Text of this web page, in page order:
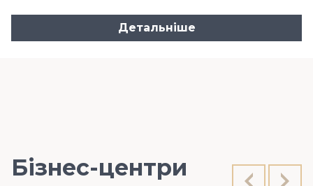
Детальніше
Бізнес-центри